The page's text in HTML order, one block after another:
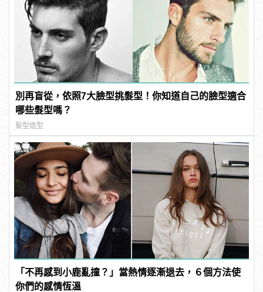
別再盲從，依照7大臉型挑髮型！你知道自己的臉型適合
哪些髮型嗎？
髮型造型
「不再感到小鹿亂撞？」當熱情逐漸退去，６個方法使
你們的感情恆溫